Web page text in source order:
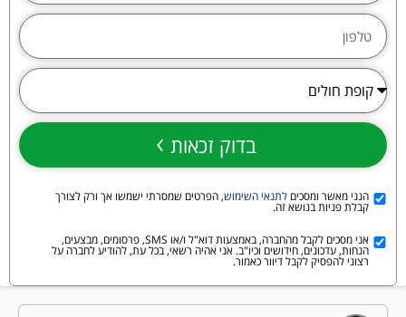
הנני מאשר ומסכים לתנאי השימוש, הפרטים שמסרתי ישמשו אך ורק לצורך
קבלת פניות בנושא זה.
אני מסכים לקבל מהחברה, באמצעות דוא"ל ו/או SMS, פרסומים, מבצעים,
הנחות, עדכונים, חידושים וכיו"ב. אני אהיה רשאי, בכל עת, להודיע לחברה על
רצוני להפסיק לקבל דיוור כאמור.
בדוק זכאות